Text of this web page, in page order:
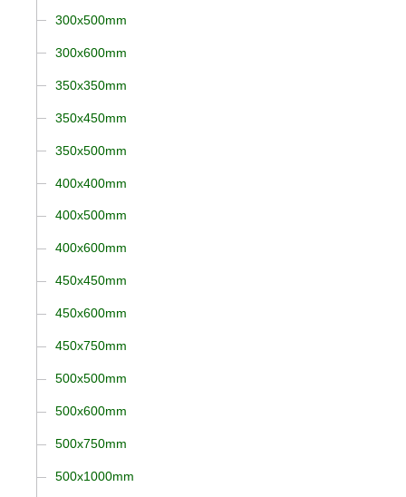
300x500mm
300x600mm
350x350mm
350x450mm
350x500mm
400x400mm
400x500mm
400x600mm
450x450mm
450x600mm
450x750mm
500x500mm
500x600mm
500x750mm
500x1000mm